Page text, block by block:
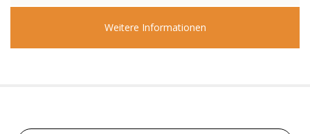
Weitere Informationen